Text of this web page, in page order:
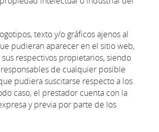
texto y/o gráficos ajenos al
pudieran aparecer en el sitio web,
respectivos propietarios, siendo
de cualquier posible
pudiera suscitarse respecto a los
caso, el prestador cuenta con la
y previa por parte de los